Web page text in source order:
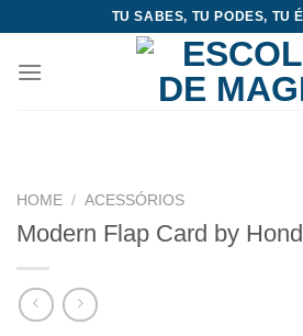
content
TU SABES, TU PODES, TU
HOME / ACESSÓRIOS
Modern Flap Card by